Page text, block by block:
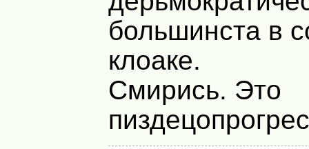
большинста в
клоаке.
Смирись. Это